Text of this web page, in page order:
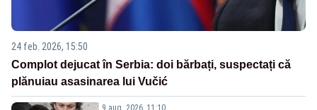
24 feb. 2026, 15:50
Complot dejucat în Serbia: doi bărbați, suspectați că
plănuiau asasinarea lui Vučić
9 aug. 2026, 11:10